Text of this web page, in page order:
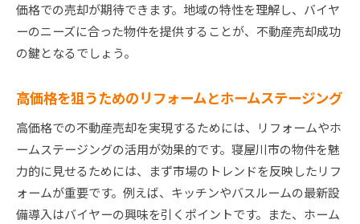
価格での売却が期待できます。地域の特性を理解し、バイヤ
ーのニーズに合った物件を提供することが、不動産売却成功
の鍵となるでしょう。
高価格を狙うためのリフォームとホームステージング
高価格での不動産売却を実現するためには、リフォームやホ
ームステージングの活用が効果的です。寝屋川市の物件を魅
力的に見せるためには、まず市場のトレンドを反映したリフ
ォームが重要です。例えば、キッチンやバスルームの最新設
備導入はバイヤーの興味を引くポイントです。また、ホーム